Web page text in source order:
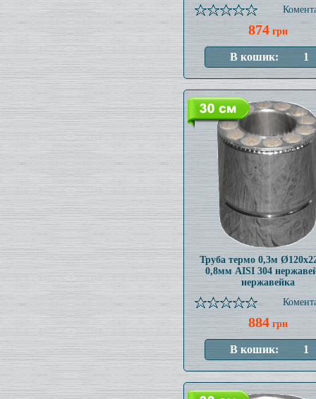
874 грн
Труба термо 0,3м
0,8мм AISI 304
нержавейка
884 грн